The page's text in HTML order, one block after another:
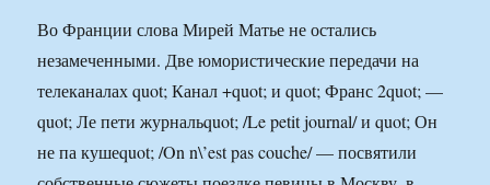
Во Франции слова Мирей Матье не остались
незамеченными. Две юмористические передачи на
телеканалах quot; Канал +quot; и quot; Франс 2quot; —
quot; Ле пети журнальquot; /Le petit journal/ и quot; Он
не па кушеquot; /On n\’est pas couche/ — посвятили